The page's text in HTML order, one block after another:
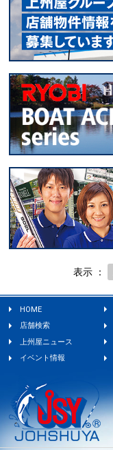
表示 ：
HOME
店舗検索
上州屋ニュース
イベント情報